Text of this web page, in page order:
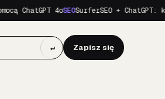
ChatGPT 4o SEOSurferSEO + ChatGPT:
↵ Zapisz się